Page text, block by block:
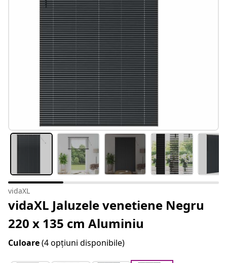
vidaXL
vidaXL Jaluzele venetiene Negru
220 x 135 cm Aluminiu
Culoare(4 opțiuni disponibile)